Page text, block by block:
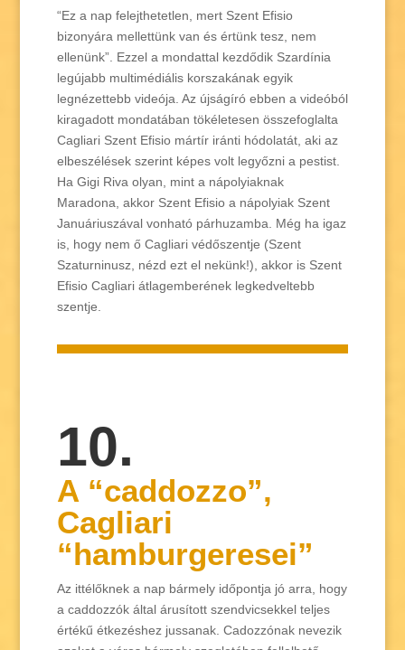
“Ez a nap felejthetetlen, mert Szent Efisio
bizonyára mellettünk van és értünk tesz, nem
ellenünk”. Ezzel a mondattal kezdődik Szardínia
legújabb multimédiális korszakának egyik
legnézettebb videója. Az újságíró ebben a videóból
kiragadott mondatában tökéletesen összefoglalta
Cagliari Szent Efisio mártír iránti hódolatát, aki az
elbeszélések szerint képes volt legyőzni a pestist.
Ha Gigi Riva olyan, mint a nápolyiaknak
Maradona, akkor Szent Efisio a nápolyiak Szent
Januáriuszával vonható párhuzamba. Még ha igaz
is, hogy nem ő Cagliari védőszentje (Szent
Szaturninusz, nézd ezt el nekünk!), akkor is Szent
Efisio Cagliari átlagemberének legkedveltebb
szentje.
10.
A “caddozzo”,
Cagliari
“hamburgeresei”
Az ittélőknek a nap bármely időpontja jó arra, hogy
a caddozzók által árusított szendvicsekkel teljes
értékű étkezéshez jussanak. Cadozzónak nevezik